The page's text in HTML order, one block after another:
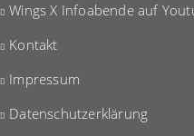
Wings X Infoabende auf
Kontakt
Impressum
Datenschutzerklärung